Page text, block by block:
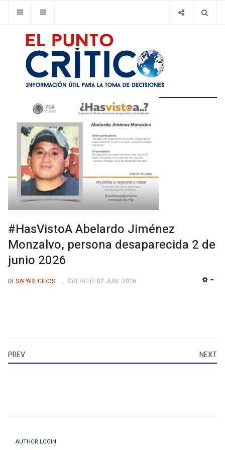
#HasVistoA Abelardo Jiménez
Monzalvo, persona desaparecida 2 de
junio 2026
DESAPARECIDOS CREATED: 02 JUNE 2026
PREV NEXT
AUTHOR LOGIN